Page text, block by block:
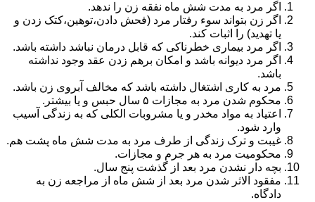
اگر مرد به مدت شش ماه نفقه زن را ندهد.
اگر زن بتواند سوء رفتار مرد (فحش دادن،توهین،کتک زدن و
یا تهدید) را اثبات کند.
اگر مرد بیماری خطرناکی که قابل درمان نباشد داشته باشد.
اگر مرد دیوانه باشد و امکان برهم زدن عقد وجود نداشته
باشد.
مرد به کاری اشتغال داشته باشد که مخالف آبروی زن باشد.
محکوم شدن مرد به مجازات ۵ سال حبس و یا بیشتر.
اعتیاد به مواد مخدر و یا مشروبات الکلی که به زندگی آسیب
وارد شود.
غیبت و ترک زندگی از طرف مرد به مدت شش ماه پشت هم.
محکومیت مرد به هر جرم و مجازات.
بچه دار نشدن مرد بعد از گذشت پنج سال.
مفقود الاثر شدن مرد بعد از شش ماه از مراجعه زن به
دادگاه.